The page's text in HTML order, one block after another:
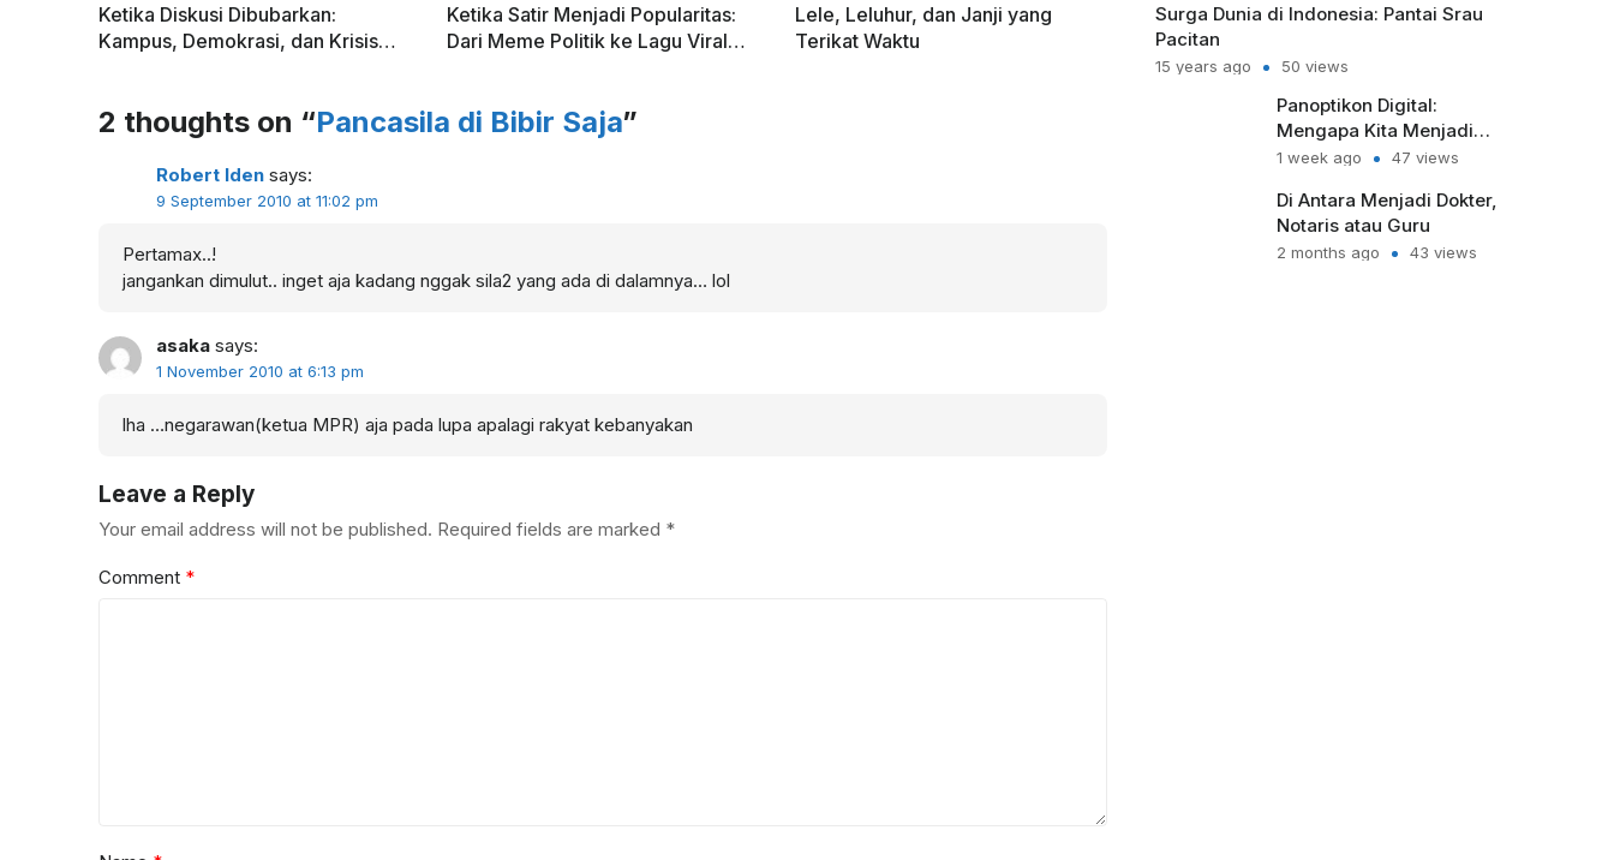
Ketika Diskusi Dibubarkan:
Kampus, Demokrasi, dan Krisis
Ketika Satir Menjadi Popularitas:
Dari Meme Politik ke Lagu Viral
Lele, Leluhur, dan Janji yang
Terikat Waktu
2 thoughts on “Pancasila di Bibir Saja”
Robert Iden says:
9 September 2010 at 11:02 pm
Pertamax..!
jangankan dimulut.. inget aja kadang nggak sila2 yang ada di dalamnya… lol
asaka says:
1 November 2010 at 6:13 pm
lha …negarawan(ketua MPR) aja pada lupa apalagi rakyat kebanyakan
Leave a Reply
Your email address will not be published. Required fields are marked *
Comment *
Surga Dunia di Indonesia: Pantai Srau
Pacitan
15 years ago 50 views
Panoptikon Digital:
Mengapa Kita Menjadi
Sipir Penjara bagi Diri
1 week ago 47 views
Di Antara Menjadi Dokter,
Notaris atau Guru
2 months ago 43 views